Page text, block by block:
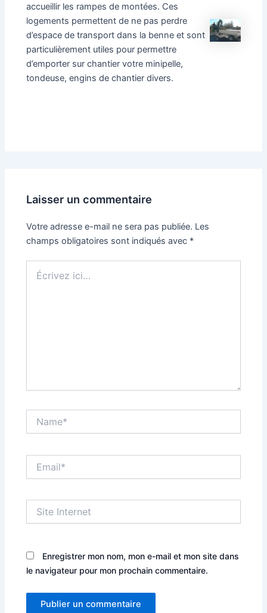
accueillir les rampes de montées. Ces
logements permettent de ne pas perdre
d’espace de transport dans la benne et sont
particulièrement utiles pour permettre
d’emporter sur chantier votre minipelle,
tondeuse, engins de chantier divers.
Laisser un commentaire
Votre adresse e-mail ne sera pas publiée. Les
champs obligatoires sont indiqués avec *
ici…
Internet
Enregistrer mon nom, mon e-mail et mon site dans
le navigateur pour mon prochain commentaire.